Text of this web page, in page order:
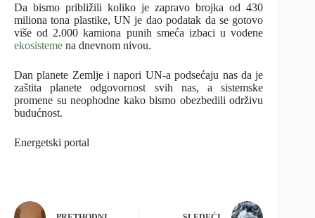
Da bismo približili koliko je zapravo brojka od 430
miliona tona plastike, UN je dao podatak da se gotovo
više od 2.000 kamiona punih smeća izbaci u vodene
ekosisteme na dnevnom nivou.
Dan planete Zemlje i napori UN-a podsećaju nas da je
zaštita planete odgovornost svih nas, a sistemske
promene su neophodne kako bismo obezbedili održivu
budućnost.
Energetski portal